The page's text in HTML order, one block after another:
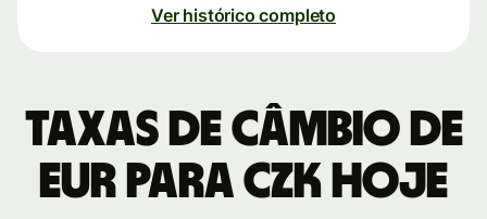
Ver histórico completo
Taxas de câmbio de
EUR para CZK hoje